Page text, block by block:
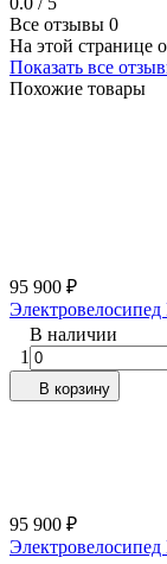
Все отзывы 0
На этой странице
Показать все
Похожие товары
95 900 ₽
В наличии
1
В корзину
95 900 ₽